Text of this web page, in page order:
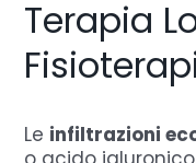
Terapia
Le infiltrazioni